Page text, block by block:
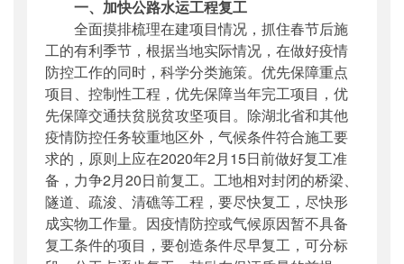
一、加快公路水运工程复工
全面摸排梳理在建项目情况，抓住春节后施
工的有利季节，根据当地实际情况，在做好疫情
防控工作的同时，科学分类施策。优先保障重点
项目、控制性工程，优先保障当年完工项目，优
先保障交通扶贫脱贫攻坚项目。除湖北省和其他
疫情防控任务较重地区外，气候条件符合施工要
求的，原则上应在2020年2月15日前做好复工准
备，力争2月20日前复工。工地相对封闭的桥梁、
隧道、疏浚、清礁等工程，要尽快复工，尽快形
成实物工作量。因疫情防控或气候原因暂不具备
复工条件的项目，要创造条件尽早复工，可分标